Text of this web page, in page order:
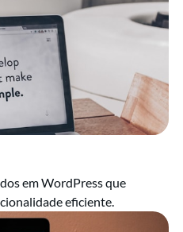
em WordPress que
eficiente.